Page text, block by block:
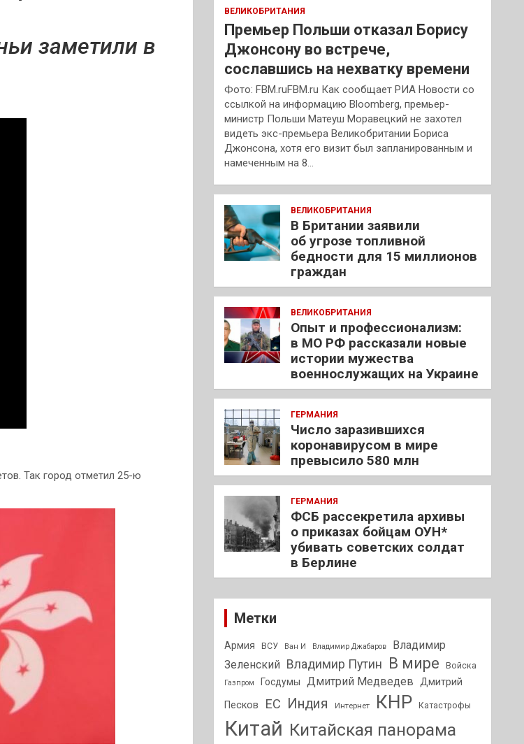
заметили в
Так город отметил 25-ю
ВЕЛИКОБРИТАНИЯ
Премьер Польши отказал Борису
Джонсону во встрече,
сославшись на нехватку времени
Фото: FBM.ruFBM.ru Как сообщает РИА Новости со
ссылкой на информацию Bloomberg, премьер-
министр Польши Матеуш Моравецкий не захотел
видеть экс-премьера Великобритании Бориса
Джонсона, хотя его визит был запланированным и
намеченным на 8…
ВЕЛИКОБРИТАНИЯ
В Британии заявили
об угрозе топливной
бедности для 15 миллионов
граждан
ВЕЛИКОБРИТАНИЯ
Опыт и профессионализм:
в МО РФ рассказали новые
истории мужества
военнослужащих на Украине
ГЕРМАНИЯ
Число заразившихся
коронавирусом в мире
превысило 580 млн
ГЕРМАНИЯ
ФСБ рассекретила архивы
о приказах бойцам ОУН*
убивать советских солдат
в Берлине
Метки
Армия ВСУ Ван И Владимир Джабаров
Владимир
Зеленский
Владимир Путин В мире Войска
Газпром Госдумы Дмитрий Медведев
Дмитрий
Песков
ЕС Индия Интернет КНР Катастрофы
Китай Китайская панорама